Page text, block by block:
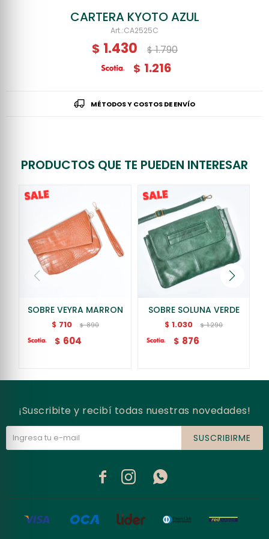
CARTERA KYOTO AZUL
CA2525C
$ 1.430 $ 1.790
$ 1.216
MÉTODOS Y COSTOS DE ENVÍO
PRODUCTOS QUE TE PUEDEN INTERESAR
SOBRE VEYRA MARRON
$ 710 $ 890
$ 604
SOBRE SOLUNA VERDE
$ 1.030 $ 1.290
$ 876
¡Suscribite y recibí todas nuestras novedades!
SUSCRIBIRME
  